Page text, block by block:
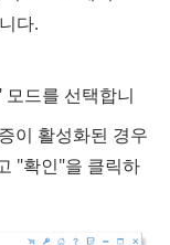
다.
드를 선택합니
이 활성화된 경우
"확인"을 클릭하